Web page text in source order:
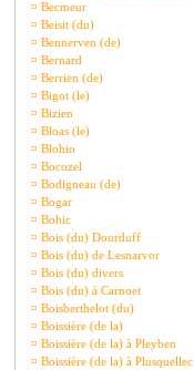
¤ Becmeur
¤ Beisit (du)
¤ Bennerven (de)
¤ Bernard
¤ Berrien (de)
¤ Bigot (le)
¤ Bizien
¤ Bloas (le)
¤ Blohio
¤ Bocozel
¤ Bodigneau (de)
¤ Bogar
¤ Bohic
¤ Bois (du) Dourduff
¤ Bois (du) de Lesnarvor
¤ Bois (du) divers
¤ Bois (du) à Carnoet
¤ Boisberthelot (du)
¤ Boissière (de la)
¤ Boissière (de la) à Pleyben
¤ Boissière (de la) à Plusquellec